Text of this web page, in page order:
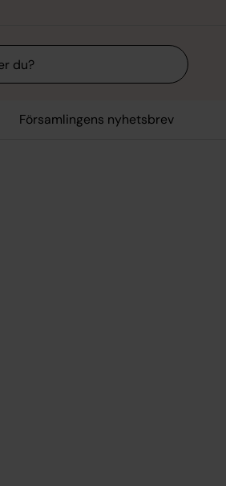
Församlingens nyhetsbrev